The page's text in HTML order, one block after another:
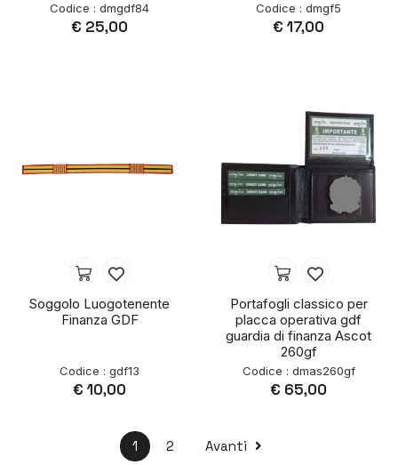
Codice : dmgdf84
€ 25,00
Codice : dmgf5
€ 17,00
Soggolo Luogotenente
Finanza GDF
Codice : gdf13
€ 10,00
Portafogli classico per
placca operativa gdf
guardia di finanza Ascot
260gf
Codice : dmas260gf
€ 65,00
1 2
Avanti